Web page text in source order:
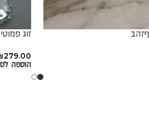
זוג פמוטי
279.00
הוספה